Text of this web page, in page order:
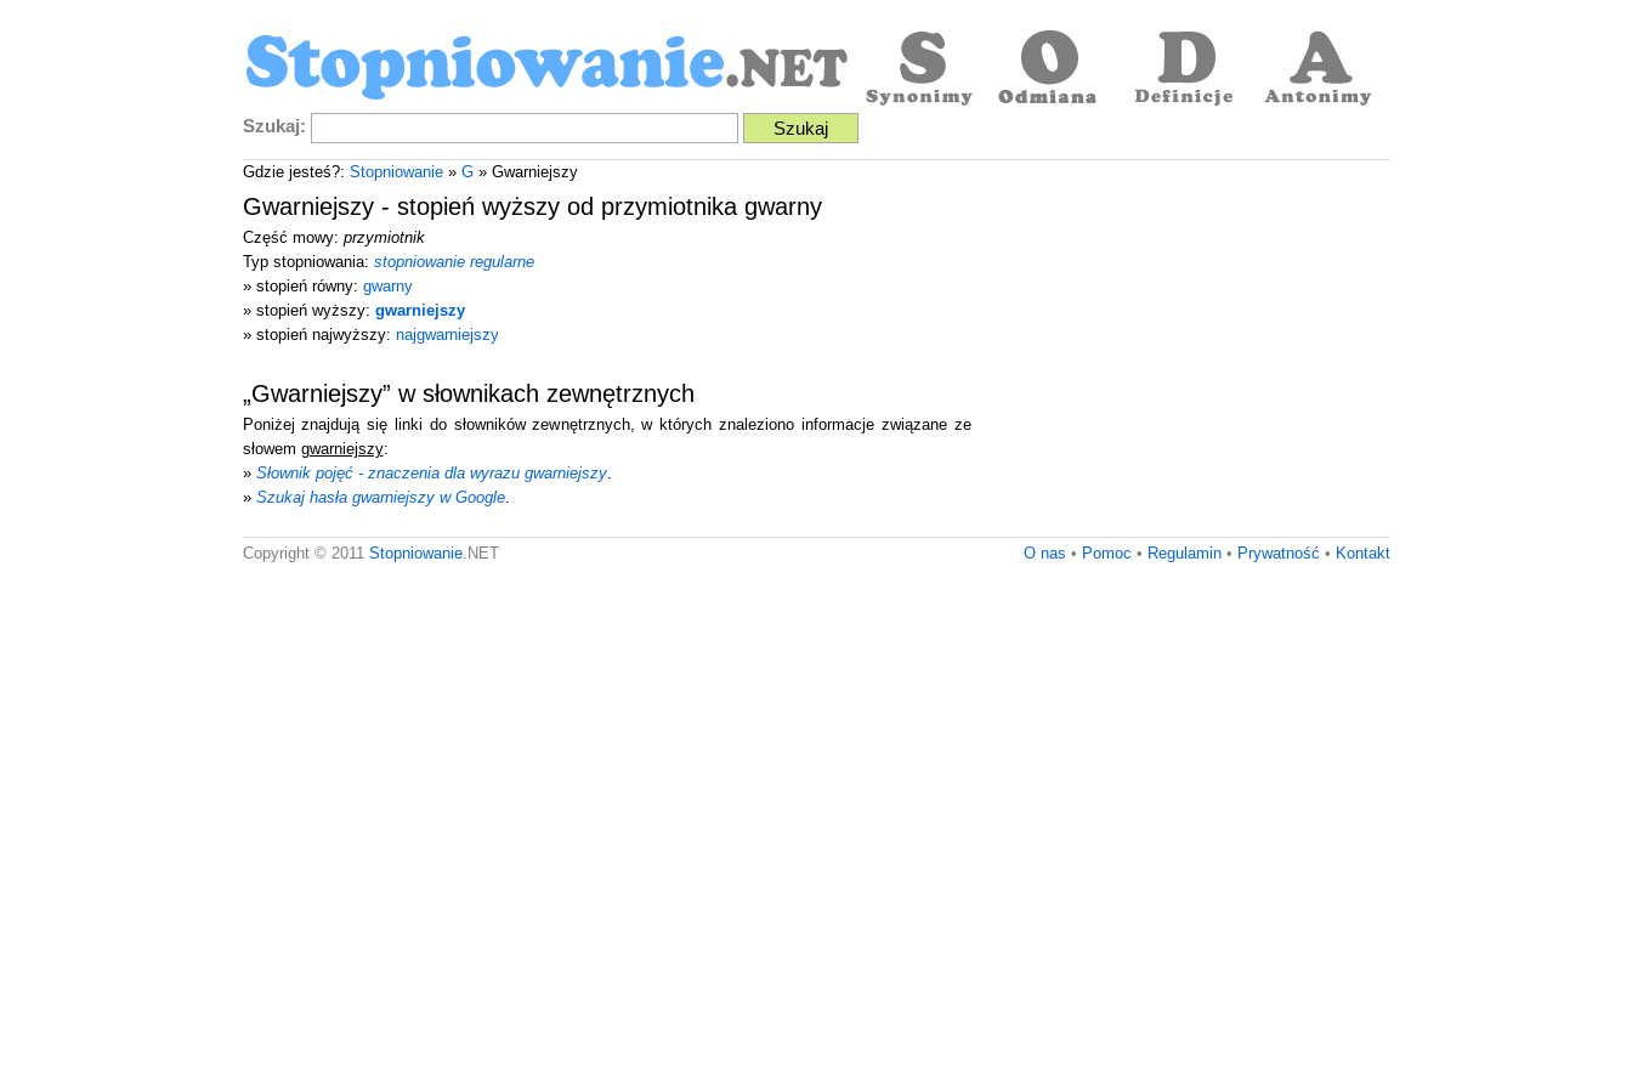
Szukaj:
Gdzie jesteś?: Stopniowanie» G» Gwarniejszy
Gwarniejszy - stopień wyższy od przymiotnika gwarny
Część mowy: przymiotnik
Typ stopniowania: stopniowanie regularne
» stopień równy: gwarny
» stopień wyższy: gwarniejszy
» stopień najwyższy: najgwarniejszy
„Gwarniejszy” w słownikach zewnętrznych
Poniżej znajdują się linki do słowników zewnętrznych, w których znaleziono informacje związane ze
słowem gwarniejszy:
» Słownik pojęć - znaczenia dla wyrazu gwarniejszy.
» Szukaj hasła gwarniejszy w Google.
O nas • Pomoc • Regulamin• Prywatność • Kontakt
Copyright © 2011 Stopniowanie.NET